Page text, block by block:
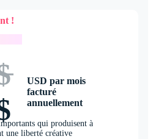
USD par mois
facturé
annuellement
qui produisent à
une liberté créative